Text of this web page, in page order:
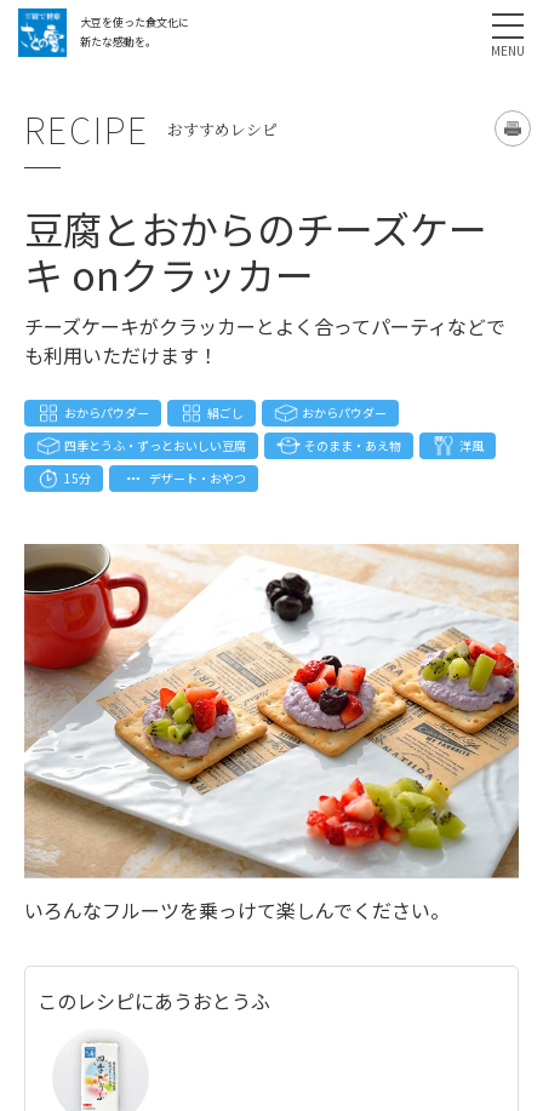
大豆を使った食文化に
新たな感動を。
採用情報
RECIPE おすすめレシピ
豆腐とおからのチーズケー
キ onクラッカー
チーズケーキがクラッカーとよく合ってパーティなどで
も利用いただけます！
おからパウダー 絹ごし
おからパウダー
四季とうふ・ずっとおいしい豆腐
そのまま・あえ物
洋風
15分
デザート・おやつ
いろんなフルーツを乗っけて楽しんでください。
このレシピにあうおとうふ